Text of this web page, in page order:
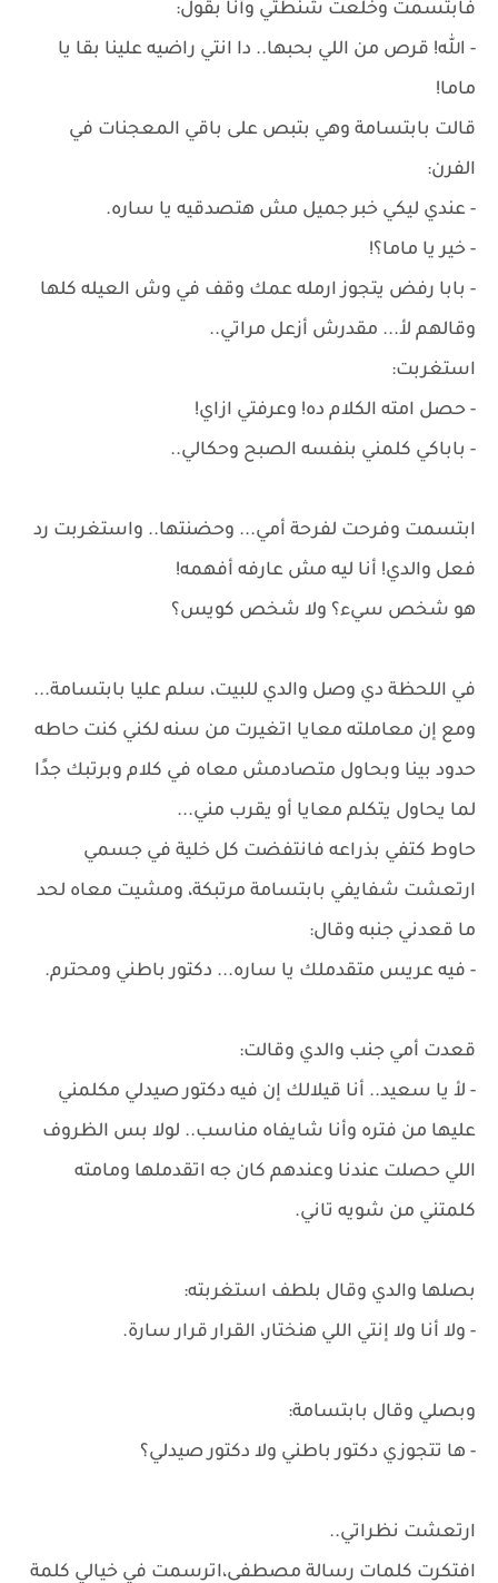
فابتسمت وخلعت شنطتي وأنا بقول:
- الله! قرص من اللي بحبها.. دا انتي راضيه علينا بقا يا
ماما!
قالت بابتسامة وهي بتبص على باقي المعجنات في
الفرن:
- عندي ليكي خبر جميل مش هتصدقيه يا ساره.
- خير يا ماما؟!
- بابا رفض يتجوز ارمله عمك وقف في وش العيله كلها
وقالهم لأ... مقدرش أزعل مراتي..
استغربت:
- حصل امته الكلام ده! وعرفتي ازاي!
- باباكي كلمني بنفسه الصبح وحكالي..
ابتسمت وفرحت لفرحة أمي... وحضنتها.. واستغربت رد
فعل والدي! أنا ليه مش عارفه أفهمه!
هو شخص سيء؟ ولا شخص كويس؟
في اللحظة دي وصل والدي للبيت، سلم عليا بابتسامة...
ومع إن معاملته معايا اتغيرت من سنه لكني كنت حاطه
حدود بينا وبحاول متصادمش معاه في كلام وبرتبك جدًا
لما يحاول يتكلم معايا أو يقرب مني...
حاوط كتفي بذراعه فانتفضت كل خلية في جسمي
ارتعشت شفايفي بابتسامة مرتبكة، ومشيت معاه لحد
ما قعدني جنبه وقال:
- فيه عريس متقدملك يا ساره... دكتور باطني ومحترم.
قعدت أمي جنب والدي وقالت:
- لأ يا سعيد.. أنا قيلالك إن فيه دكتور صيدلي مكلمني
عليها من فتره وأنا شايفاه مناسب.. لولا بس الظروف
اللي حصلت عندنا وعندهم كان جه اتقدملها ومامته
كلمتني من شويه تاني.
بصلها والدي وقال بلطف استغربته:
- ولا أنا ولا إنتي اللي هنختار، القرار قرار سارة.
وبصلي وقال بابتسامة:
- ها تتجوزي دكتور باطني ولا دكتور صيدلي؟
ارتعشت نظراتي..
افتكرت كلمات رسالة مصطفى،اترسمت في خيالي كلمة